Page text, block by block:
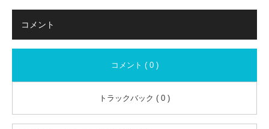
コメント
コメント ( 0 )
トラックバック ( 0 )